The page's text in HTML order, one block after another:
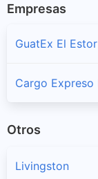
Empresas
GuatEx El Estor
Cargo Expreso
Otros
Livingston